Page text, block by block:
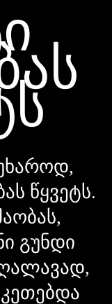
წყვეტს.
გუნდი